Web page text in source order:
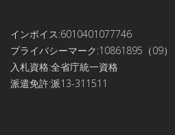
インボイス:6010401077746
プライバシーマーク:10861895（09）
入札資格:全省庁統一資格
派遣免許:派13-311511